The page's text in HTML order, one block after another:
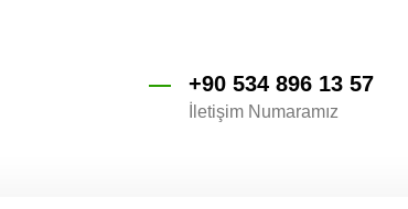
+90 534 896 13 57
İletişim Numaramız